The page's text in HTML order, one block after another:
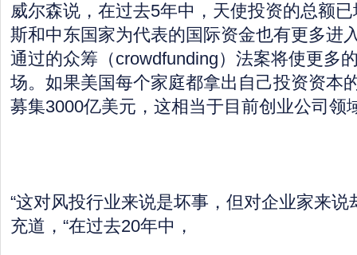
威尔森说，在过去5年中，天使投资的总额
斯和中东国家为代表的国际资金也有更多进
通过的众筹（crowdfunding）法案将使更多
场。如果美国每个家庭都拿出自己投资资本
募集3000亿美元，这相当于目前创业公司领
“这对风投行业来说是坏事，但对企业家来说
充道，“在过去20年中，